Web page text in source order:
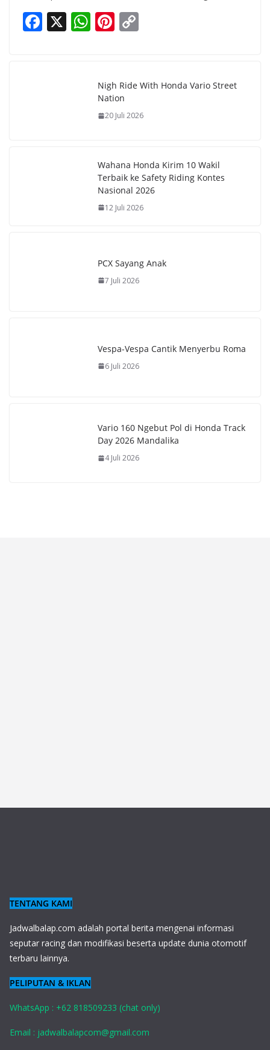
F X W
s
A
p
Pi
e
st
y
n
Nigh Ride With Honda Vario Street
Nation
20 Juli 2026
Wahana Honda Kirim 10 Wakil
Terbaik ke Safety Riding Kontes
Nasional 2026
12 Juli 2026
PCX Sayang Anak
7 Juli 2026
Vespa-Vespa Cantik Menyerbu Roma
6 Juli 2026
Vario 160 Ngebut Pol di Honda Track
Day 2026 Mandalika
4 Juli 2026
TENTANG KAMI
Jadwalbalap.com adalah portal berita mengenai informasi
seputar racing dan modifikasi beserta update dunia otomotif
terbaru lainnya.
PELIPUTAN & IKLAN
WhatsApp : +62 818509233 (chat only)
Email : jadwalbalapcom@gmail.com